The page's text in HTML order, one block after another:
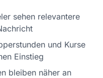
sehen relevantere
und Kurse
Einstieg
bleiben näher an